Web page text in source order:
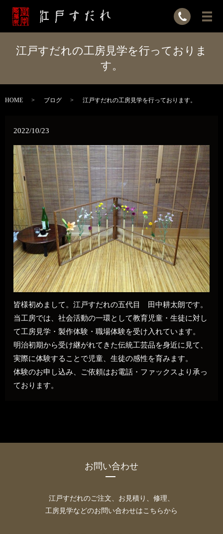
江戸すだれの工房見学を行っておりま
す。
HOME ブログ 江戸すだれの工房見学を行っております。
2022/10/23
皆様初めまして。江戸すだれの五代目 田中耕太朗です。
当工房では、社会活動の一環として教育児童・生徒に対し
て工房見学・製作体験・職場体験を受け入れています。
明治初期から受け継がれてきた伝統工芸品を身近に見て、
実際に体験することで児童、生徒の感性を育みます。
体験のお申し込み、ご依頼はお電話・ファックスより承っ
ております。
お問い合わせ
江戸すだれのご注文、お見積り、修理、
工房見学などのお問い合わせはこちらから